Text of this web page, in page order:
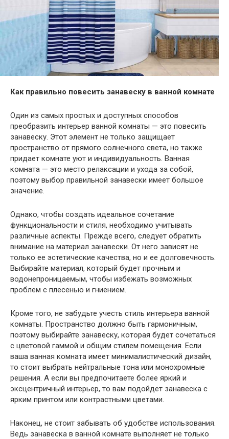
Как правильно повесить занавеску в ванной комнате
Один из самых простых и доступных способов
преобразить интерьер ванной комнаты — это повесить
занавеску. Этот элемент не только защищает
пространство от прямого солнечного света, но также
придает комнате уют и индивидуальность. Ванная
комната — это место релаксации и ухода за собой,
поэтому выбор правильной занавески имеет большое
значение.
Однако, чтобы создать идеальное сочетание
функциональности и стиля, необходимо учитывать
различные аспекты. Прежде всего, следует обратить
внимание на материал занавески. От него зависят не
только ее эстетические качества, но и ее долговечность.
Выбирайте материал, который будет прочным и
водонепроницаемым, чтобы избежать возможных
проблем с плесенью и гниением.
Кроме того, не забудьте учесть стиль интерьера ванной
комнаты. Пространство должно быть гармоничным,
поэтому выбирайте занавеску, которая будет сочетаться
с цветовой гаммой и общим стилем помещения. Если
ваша ванная комната имеет минималистический дизайн,
то стоит выбрать нейтральные тона или монохромные
решения. А если вы предпочитаете более яркий и
эксцентричный интерьер, то вам подойдет занавеска с
ярким принтом или контрастными цветами.
Наконец, не стоит забывать об удобстве использования.
Ведь занавеска в ванной комнате выполняет не только